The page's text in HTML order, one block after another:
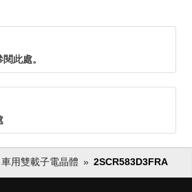
此處。
車用雙載子電晶體 2SCR583D3FRA